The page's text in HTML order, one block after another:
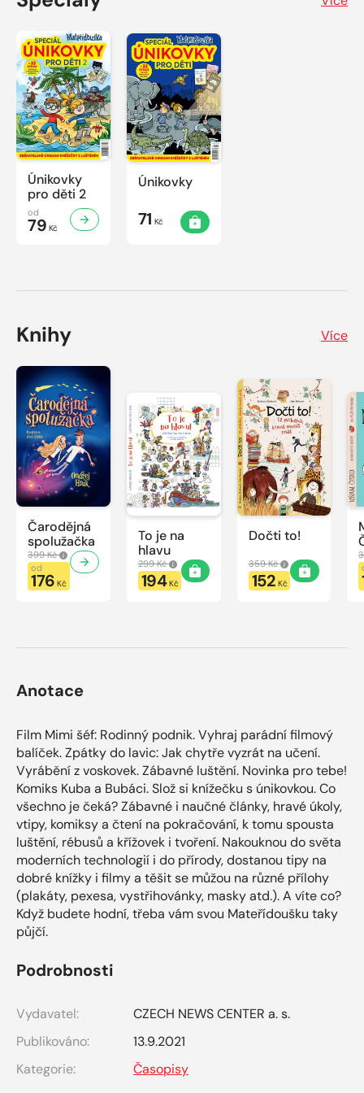
Únikovky
pro děti 2
od
79 Kč
Únikovky
71 Kč
Knihy Více
Čarodějná
spolužačka
399 Kč
od
176 Kč
To je na
hlavu
299 Kč
194Kč
Dočti to!
359 Kč
152 Kč
Anotace
Film Mimi šéf: Rodinný podnik. Vyhraj parádní filmový
balíček. Zpátky do lavic: Jak chytře vyzrát na učení.
Vyrábění z voskovek. Zábavné luštění. Novinka pro tebe!
Komiks Kuba a Bubáci. Slož si knížečku s únikovkou. Co
všechno je čeká? Zábavné i naučné články, hravé úkoly,
vtipy, komiksy a čtení na pokračování, k tomu spousta
luštění, rébusů a křížovek i tvoření. Nakouknou do světa
moderních technologií i do přírody, dostanou tipy na
dobré knížky i filmy a těšit se můžou na různé přílohy
(plakáty, pexesa, vystřihovánky, masky atd.). A víte co?
Když budete hodní, třeba vám svou Mateřídoušku taky
půjčí.
Podrobnosti
Vydavatel:
CZECH NEWS CENTER a. s.
Publikováno:
13.9.2021
Kategorie:
Časopisy